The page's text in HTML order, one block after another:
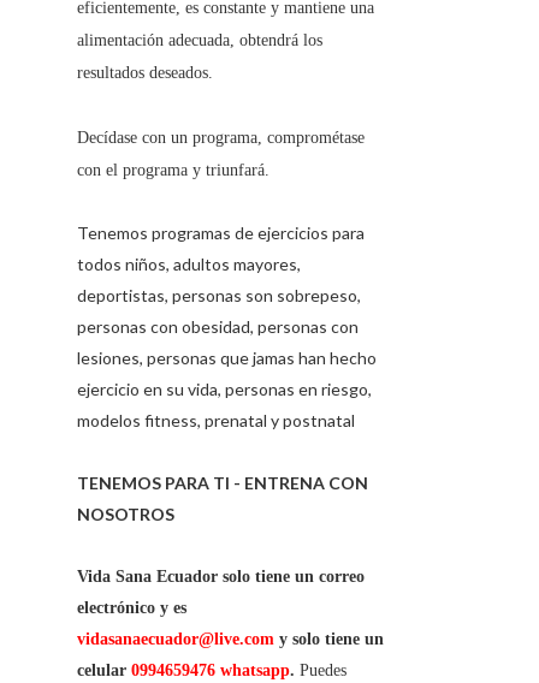
eficientemente, es constante y mantiene una
alimentación adecuada, obtendrá los
resultados deseados.
Decídase con un programa, comprométase
con el programa y triunfará.
Tenemos programas de ejercicios para
todos niños, adultos mayores,
deportistas, personas son sobrepeso,
personas con obesidad, personas con
lesiones, personas que jamas han hecho
ejercicio en su vida, personas en riesgo,
modelos fitness, prenatal y postnatal
TENEMOS PARA TI - ENTRENA CON
NOSOTROS
Vida Sana Ecuador solo tiene un correo
electrónico y es
vidasanaecuador@live.com y solo tiene un
celular 0994659476 whatsapp. Puedes